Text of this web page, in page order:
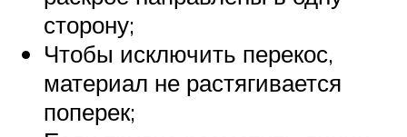
сторону;
Чтобы исключить перекос,
материал не растягивается
поперек;